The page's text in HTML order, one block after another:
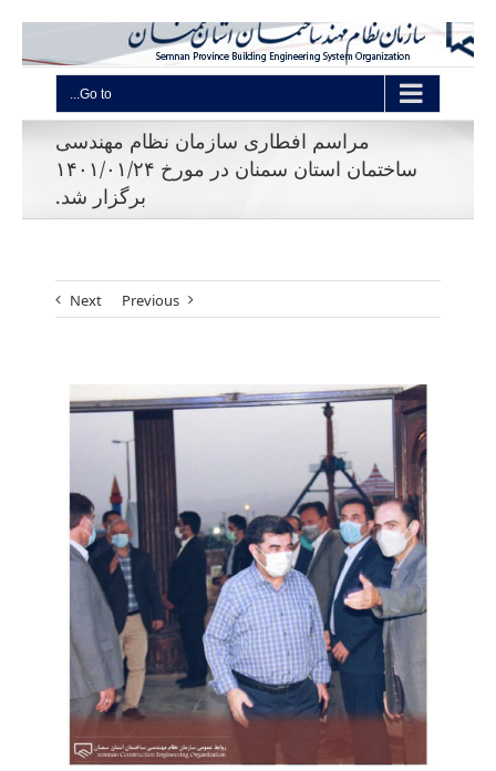
Go to...
مراسم افطاری سازمان نظام مهندسی
ساختمان استان سمنان در مورخ ۱۴۰۱/۰۱/۲۴
برگزار شد.
Previous
Next
View
Larger
Image